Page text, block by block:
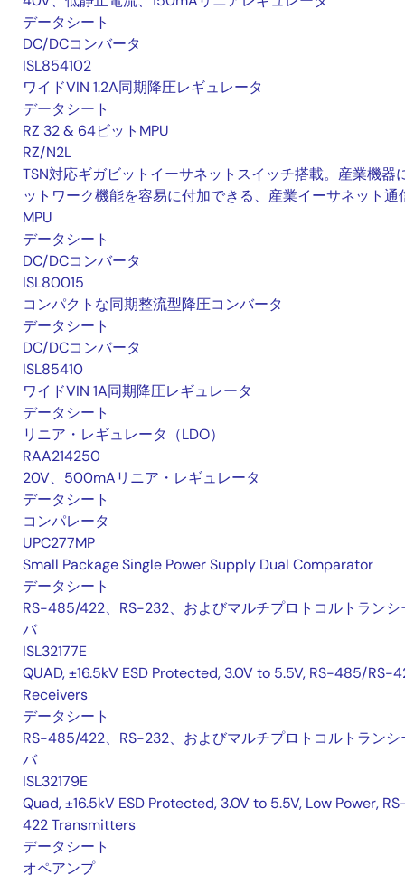
データシート
DC/DCコンバータ
ISL854102
ワイドVIN 1.2A同期降圧レギュレータ
データシート
RZ 32 & 64ビットMPU
RZ/N2L
TSN対応ギガビットイーサネットスイッチ搭載。産業機器
ットワーク機能を容易に付加できる、産業イーサネット通
MPU
データシート
DC/DCコンバータ
ISL80015
コンパクトな同期整流型降圧コンバータ
データシート
DC/DCコンバータ
ISL85410
ワイドVIN 1A同期降圧レギュレータ
データシート
リニア・レギュレータ（LDO）
RAA214250
20V、500mAリニア・レギュレータ
データシート
コンパレータ
UPC277MP
Small Package Single Power Supply Dual Comparator
データシート
RS-485/422、RS-232、およびマルチプロトコルトランシ
バ
ISL32177E
QUAD, ±16.5kV ESD Protected, 3.0V to 5.5V, RS-485/RS-
Receivers
データシート
RS-485/422、RS-232、およびマルチプロトコルトランシ
バ
ISL32179E
Quad, ±16.5kV ESD Protected, 3.0V to 5.5V, Low Power,
422 Transmitters
データシート
オペアンプ